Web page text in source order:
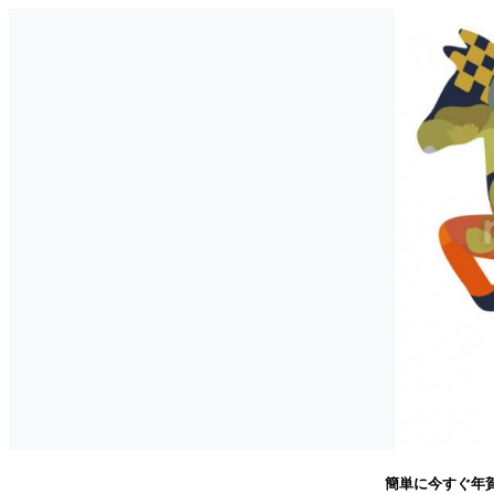
簡単に今すぐ年